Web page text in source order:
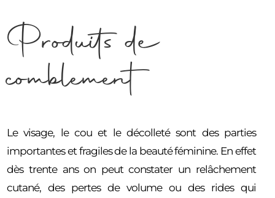
Produits de
comblement
Le visage, le cou et le décolleté sont des parties
importantes et fragiles de la beauté féminine. En effet
dès trente ans on peut constater un relâchement
cutané, des pertes de volume ou des rides qui